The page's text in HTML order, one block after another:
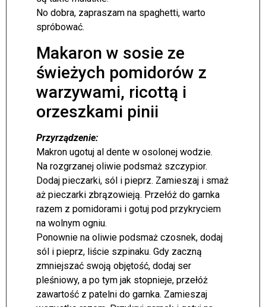
No dobra, zapraszam na spaghetti, warto
spróbować.
Makaron w sosie ze
świeżych pomidorów z
warzywami, ricottą i
orzeszkami pinii
Przyrządzenie:
Makron ugotuj al dente w osolonej wodzie.
Na rozgrzanej oliwie podsmaż szczypior.
Dodaj pieczarki, sól i pieprz. Zamieszaj i smaż
aż pieczarki zbrązowieją. Przełóż do garnka
razem z pomidorami i gotuj pod przykryciem
na wolnym ogniu.
Ponownie na oliwie podsmaż czosnek, dodaj
sól i pieprz, liście szpinaku. Gdy zaczną
zmniejszać swoją objętość, dodaj ser
pleśniowy, a po tym jak stopnieje, przełóż
zawartość z patelni do garnka. Zamieszaj